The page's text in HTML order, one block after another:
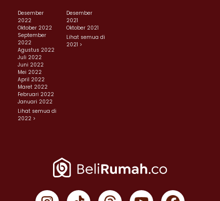
Desember
2022
Oktober 2022
September
2022
Agustus 2022
Juli 2022
Juni 2022
Mei 2022
April 2022
Maret 2022
Februari 2022
Januari 2022
Lihat semua di
2022 >
Desember
2021
Oktober 2021
Lihat semua di
2021 >